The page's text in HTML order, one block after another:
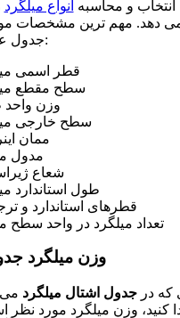
و محاسبه انواع میلگرد
دهد. مهم ترین مشخصات
جدول عبارت اند از:
قطر اسمی
سطح مقطع
وزن
سطح خارجی
ممان
مدول
شعاع
طول استاندارد
قطرهای استاندارد و
تعداد میلگرد در واحد سطح
وزن میلگرد
که درجدول اشتال میلگرد
کنید،‌ وزن میلگرد مورد نظر